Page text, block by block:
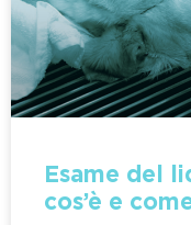
Esame del
cos’è e